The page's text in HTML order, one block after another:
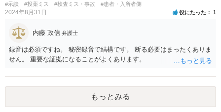
#示談 #投薬ミス #検査ミス・事故 #患者・入所者側
2024年8月31日 役にたった 1
内藤 政信 弁護士
録音は必須ですね。 秘密録音で結構です。 断る必要はまったくありま
せん。 重要な証拠になることがよくあります。
もっとみる